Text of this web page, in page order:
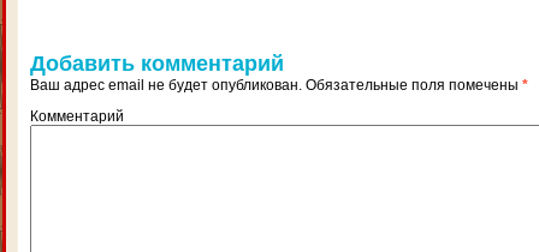
Добавить комментарий
Ваш адрес email не будет опубликован. Обязательные поля помечены *
Комментарий